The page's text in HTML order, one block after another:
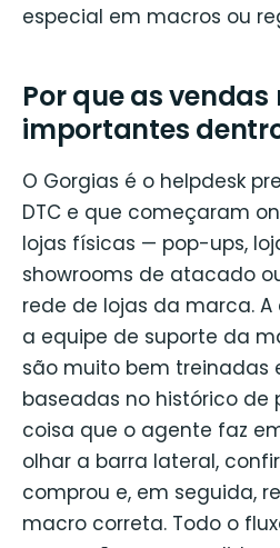
especial em macros ou
Por que as
importantes
O Gorgias é o helpdesk
DTC e que começaram
lojas físicas — pop-ups,
showrooms de atacado
rede de lojas da marca.
a equipe de suporte da
são muito bem treinadas
baseadas no histórico de
coisa que o agente faz
olhar a barra lateral,
comprou e, em seguida,
macro correta. Todo o